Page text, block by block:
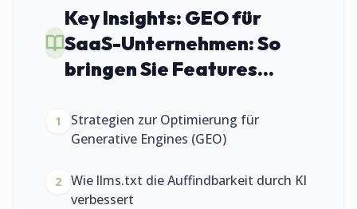
Key Insights: GEO für
SaaS-Unternehmen: So
bringen Sie Features...
1
Strategien zur Optimierung für
Generative Engines (GEO)
2
Wie llms.txt die Auffindbarkeit durch KI
verbessert